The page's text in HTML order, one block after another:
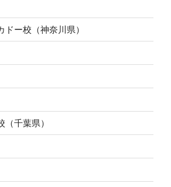
ー校（神奈川県）
千葉県）